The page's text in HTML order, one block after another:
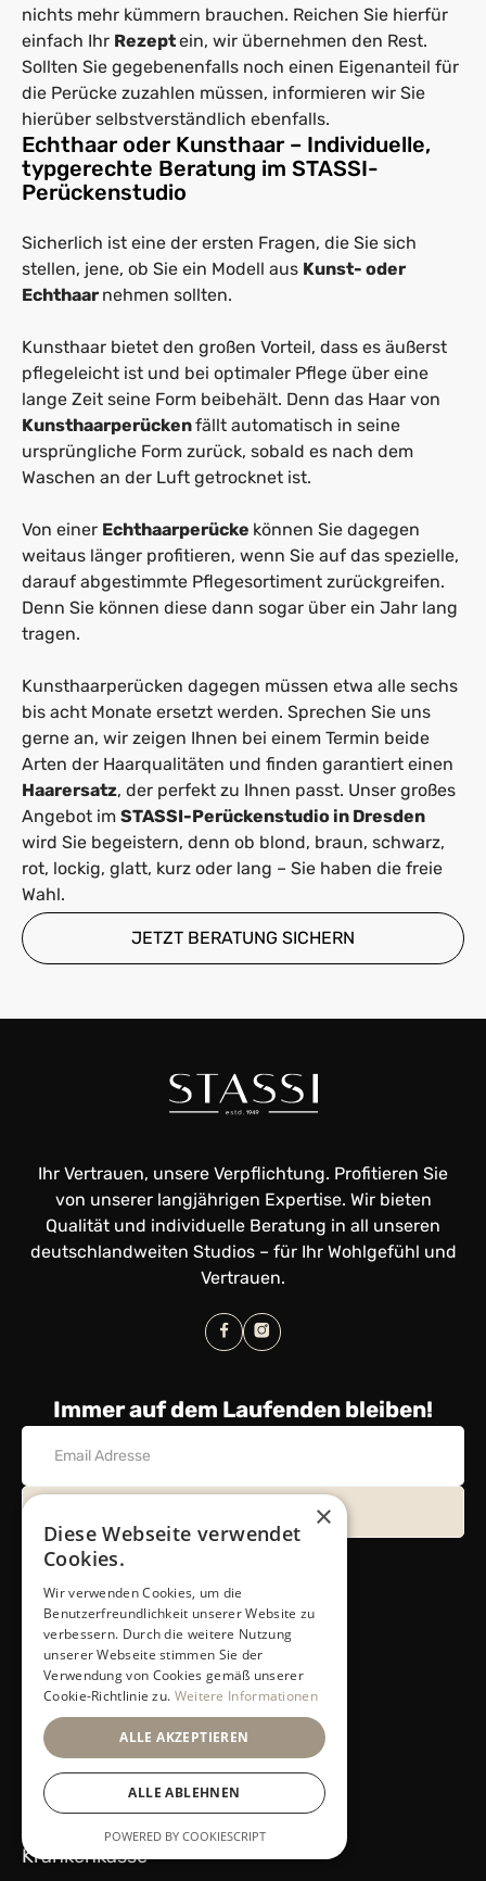
nichts mehr kümmern brauchen. Reichen Sie hierfür
einfach Ihr Rezeptein, wir übernehmen den Rest.
Sollten Sie gegebenenfalls noch einen Eigenanteil für
die Perücke zuzahlen müssen, informieren wir Sie
hierüber selbstverständlich ebenfalls.
Echthaar oder Kunsthaar – Individuelle,
typgerechte Beratung im STASSI-
Perückenstudio
Sicherlich ist eine der ersten Fragen, die Sie sich
stellen, jene, ob Sie ein Modell aus Kunst- oder
Echthaar nehmen sollten.
Kunsthaar bietet den großen Vorteil, dass es äußerst
pflegeleicht ist und bei optimaler Pflege über eine
lange Zeit seine Form beibehält. Denn das Haar von
Kunsthaarperückenfällt automatisch in seine
ursprüngliche Form zurück, sobald es nach dem
Waschen an der Luft getrocknet ist.
Von einer Echthaarperücke können Sie dagegen
weitaus länger profitieren, wenn Sie auf das spezielle,
darauf abgestimmte Pflegesortiment zurückgreifen.
Denn Sie können diese dann sogar über ein Jahr lang
tragen.
Kunsthaarperücken dagegen müssen etwa alle sechs
bis acht Monate ersetzt werden. Sprechen Sie uns
gerne an, wir zeigen Ihnen bei einem Termin beide
Arten der Haarqualitäten und finden garantiert einen
Haarersatz, der perfekt zu Ihnen passt. Unser großes
Angebot im STASSI-Perückenstudio in Dresden
wird Sie begeistern, denn ob blond, braun, schwarz,
rot, lockig, glatt, kurz oder lang – Sie haben die freie
Wahl.
JETZT BERATUNG SICHERN
Ihr Vertrauen, unsere Verpflichtung. Profitieren Sie
von unserer langjährigen Expertise. Wir bieten
Qualität und individuelle Beratung in all unseren
deutschlandweiten Studios – für Ihr Wohlgefühl und
Vertrauen.
Immer auf dem Laufenden bleiben!
Nützliche Links
Home
Perücken
Toupets (Coming Soon)
Haarsysteme
Krankenkasse
×
Diese Webseite verwendet
Cookies.
Wir verwenden Cookies, um die
Benutzerfreundlichkeit unserer Website zu
verbessern. Durch die weitere Nutzung
unserer Webseite stimmen Sie der
Verwendung von Cookies gemäß unserer
Cookie-Richtlinie zu. Weitere Informationen
ALLE AKZEPTIEREN
ALLE ABLEHNEN
POWERED BY COOKIESCRIPT